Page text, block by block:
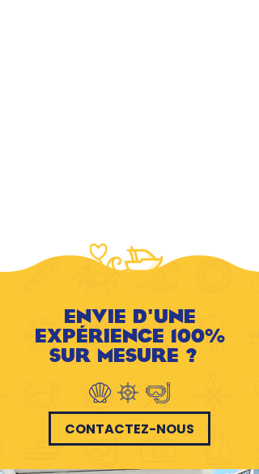
ENVIE D'UNE
EXPÉRIENCE 100%
SUR MESURE ?
CONTACTEZ-NOUS